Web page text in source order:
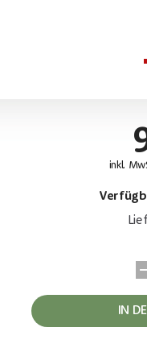
inkl.
IN